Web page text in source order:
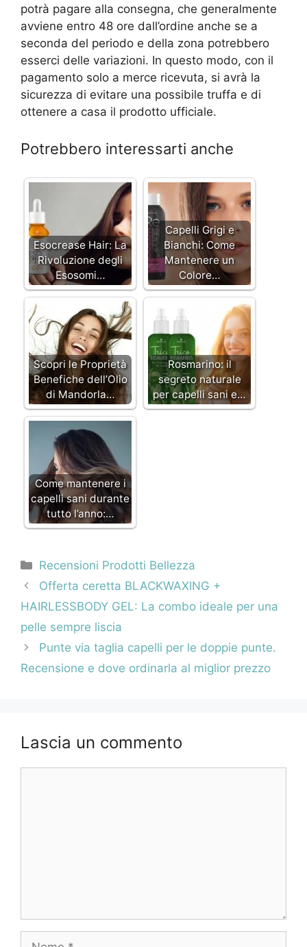
potrà pagare alla consegna, che generalmente
avviene entro 48 ore dall’ordine anche se a
seconda del periodo e della zona potrebbero
esserci delle variazioni. In questo modo, con il
pagamento solo a merce ricevuta, si avrà la
sicurezza di evitare una possibile truffa e di
ottenere a casa il prodotto ufficiale.
Potrebbero interessarti anche
Esocrease Hair: La
Rivoluzione degli
Esosomi…
Capelli Grigi e
Bianchi: Come
Mantenere un
Colore…
Scopri le Proprietà
Benefiche dell’Olio
di Mandorla…
Rosmarino: il
segreto naturale
per capelli sani e…
Come mantenere i
capelli sani durante
tutto l’anno:…
Categorie
Recensioni Prodotti Bellezza
Navigazione
articolo
Offerta ceretta BLACKWAXING +
HAIRLESSBODY GEL: La combo ideale per una
pelle sempre liscia
Punte via taglia capelli per le doppie punte.
Recensione e dove ordinarla al miglior prezzo
Lascia un commento
Nome